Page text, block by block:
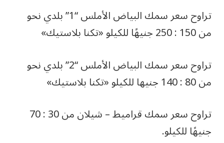
تراوح سعر سمك البياض الأملس “1” بلدي نحو
من 150 : 250 جنيهًا للكيلو «تكنا بلاستيك»
تراوح سعر سمك البياض الأملس “2” بلدي نحو
من 80 : 140 جنيها للكيلو «تكنا بلاستيك»
تراوح سعر سمك قراميط – شيلان من 30 : 70
جنيهًا للكيلو.